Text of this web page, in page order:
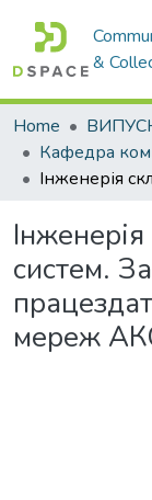
&
Home
систем.
мереж